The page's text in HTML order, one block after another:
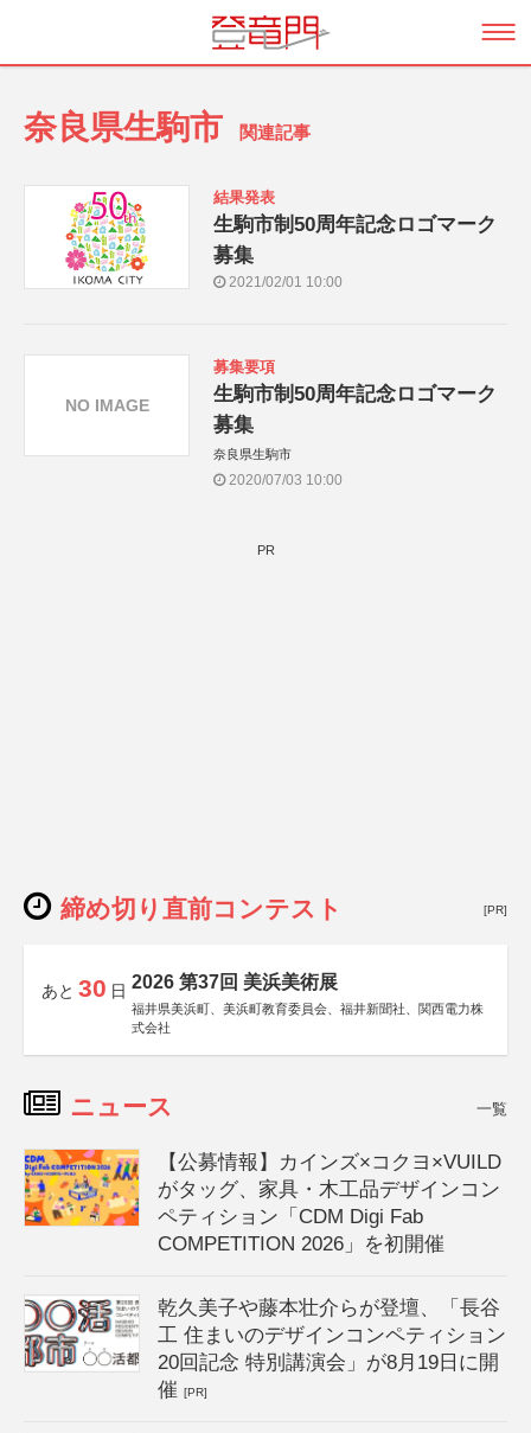
奈良県生駒市 関連記事
結果発表
生駒市制50周年記念ロゴマーク
募集
2021/02/01 10:00
募集要項
生駒市制50周年記念ロゴマーク
募集
奈良県生駒市
2020/07/03 10:00
NO IMAGE
PR
締め切り直前コンテスト [PR]
あと 30 日 2026 第37回 美浜美術展
福井県美浜町、美浜町教育委員会、福井新聞社、関西電力株
式会社
ニュース 一覧
【公募情報】カインズ×コクヨ×VUILD
がタッグ、家具・木工品デザインコン
ペティション「CDM Digi Fab
COMPETITION 2026」を初開催
乾久美子や藤本壮介らが登壇、「長谷
工 住まいのデザインコンペティション
20回記念 特別講演会」が8月19日に開
催[PR]